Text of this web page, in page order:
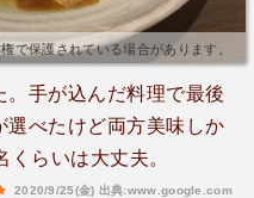
で保護されている場合があります。
手が込んだ料理で最後
選べたけど両方美味しか
らいは大丈夫。
2020/9/25(金) 出典:www.google.com